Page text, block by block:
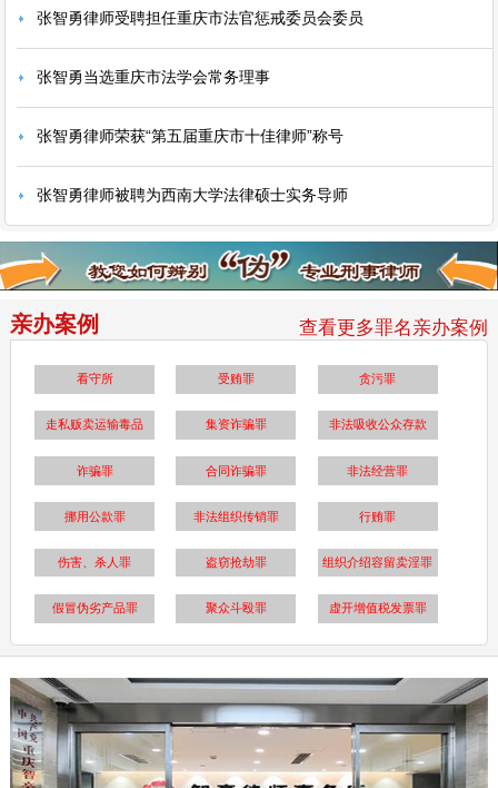
张智勇律师受聘担任重庆市法官惩戒委员会委员
张智勇当选重庆市法学会常务理事
张智勇律师荣获“第五届重庆市十佳律师”称号
张智勇律师被聘为西南大学法律硕士实务导师
亲办案例 查看更多罪名亲办案例
看守所 受贿罪 贪污罪
走私贩卖运输毒品 集资诈骗罪 非法吸收公众存款
诈骗罪 合同诈骗罪 非法经营罪
挪用公款罪 非法组织传销罪 行贿罪
伤害、杀人罪 盗窃抢劫罪 组织介绍容留卖淫罪
假冒伪劣产品罪 聚众斗殴罪 虚开增值税发票罪